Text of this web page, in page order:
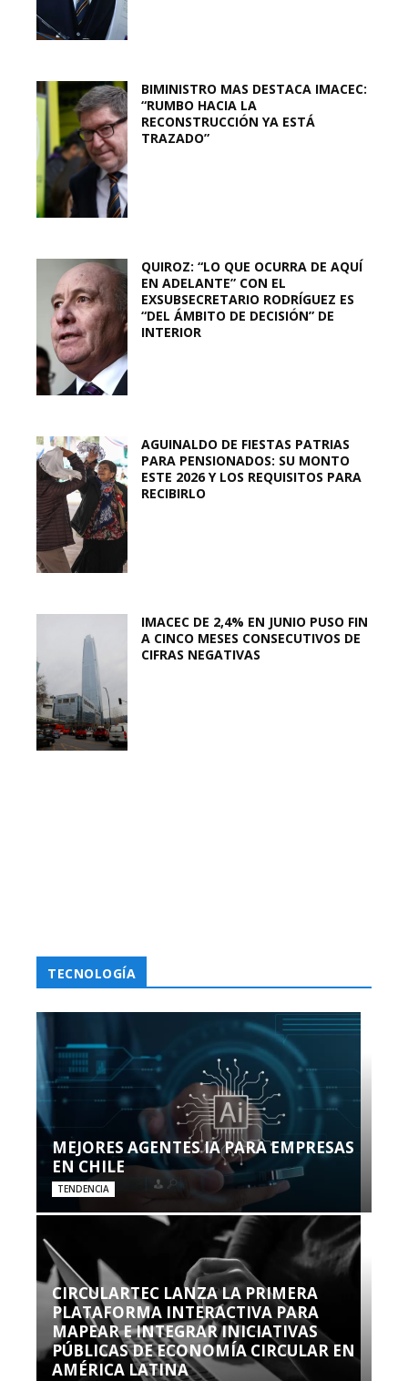
BIMINISTRO MAS DESTACA IMACEC:
“RUMBO HACIA LA
RECONSTRUCCIÓN YA ESTÁ
TRAZADO”
QUIROZ: “LO QUE OCURRA DE AQUÍ
EN ADELANTE” CON EL
EXSUBSECRETARIO RODRÍGUEZ ES
“DEL ÁMBITO DE DECISIÓN” DE
INTERIOR
AGUINALDO DE FIESTAS PATRIAS
PARA PENSIONADOS: SU MONTO
ESTE 2026 Y LOS REQUISITOS PARA
RECIBIRLO
IMACEC DE 2,4% EN JUNIO PUSO FIN
A CINCO MESES CONSECUTIVOS DE
CIFRAS NEGATIVAS
TECNOLOGÍA
MEJORES AGENTES IA PARA EMPRESAS
EN CHILE
TENDENCIA
CIRCULARTEC LANZA LA PRIMERA
PLATAFORMA INTERACTIVA PARA
MAPEAR E INTEGRAR INICIATIVAS
PÚBLICAS DE ECONOMÍA CIRCULAR EN
AMÉRICA LATINA